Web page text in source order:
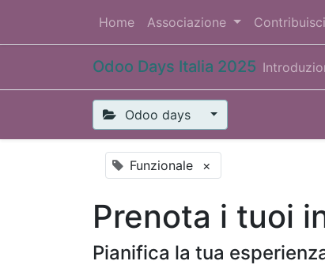
Home Associazione Contribuisci
Odoo Days Italia 2025
Odoo days
Funzionale ×
Prenota i tuoi
Pianifica la tua